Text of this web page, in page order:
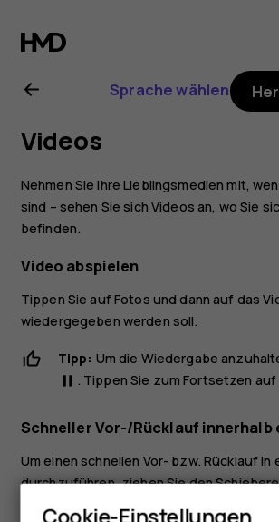
Nokia
8
Sirocco
Smartphones
Sprache wählen
Videos
Nehmen Sie Ihre Lieblingsmedien mit,
sind – sehen Sie sich Videos an, wo Sie
befinden.
Video abspielen
Tippen Sie aufFotos und dann auf das
wiedergegeben werden soll.
Tipp: Um die Wiedergabe
pause . Tippen Sie zum Fortsetzen auf
Schneller Vor-/Rücklauf innerhalb
Um einen schnellen Vor- bzw. Rücklauf in
durchzuführen, ziehen Sie den
Bildschirmrand nach links oder rechts.